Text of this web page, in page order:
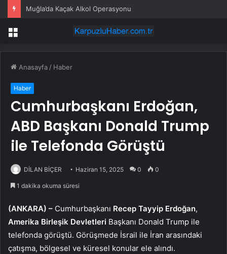
Muğla’da Kaçak Alkol Operasyonu
Menü
Anasayfa / Haber
Haber
Cumhurbaşkanı Erdoğan,
ABD Başkanı Donald Trump
ile Telefonda Görüştü
DİLAN BİÇER Haziran 15, 2025 0 0
1 dakika okuma süresi
(ANKARA) – Cumhurbaşkanı Recep Tayyip Erdoğan,
Amerika Birleşik Devletleri Başkanı Donald Trump ile
telefonda görüştü. Görüşmede İsrail ile İran arasındaki
çatışma, bölgesel ve küresel konular ele alındı.